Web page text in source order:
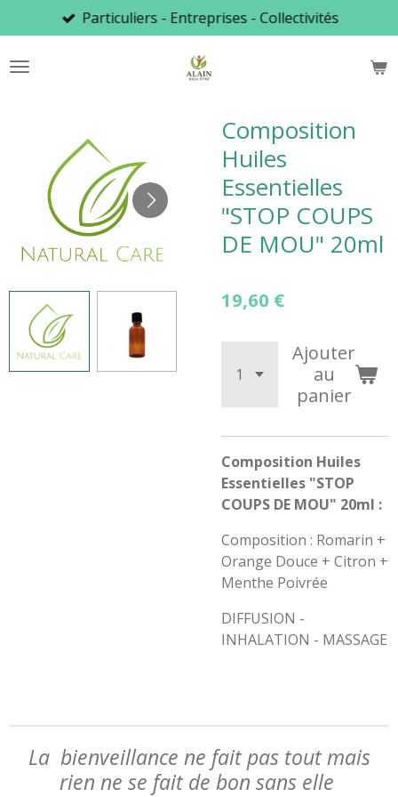
au
contenu
Particuliers - Entreprises - Collectivités
Composition
Huiles
Essentielles
"STOP COUPS
DE MOU" 20ml
19,60 €
Ajouter
au
panier
Composition Huiles
Essentielles "STOP
COUPS DE MOU" 20ml :
Composition : Romarin +
Orange Douce + Citron +
Menthe Poivrée
DIFFUSION -
INHALATION - MASSAGE
La bienveillance ne fait pas tout mais
rien ne se fait de bon sans elle